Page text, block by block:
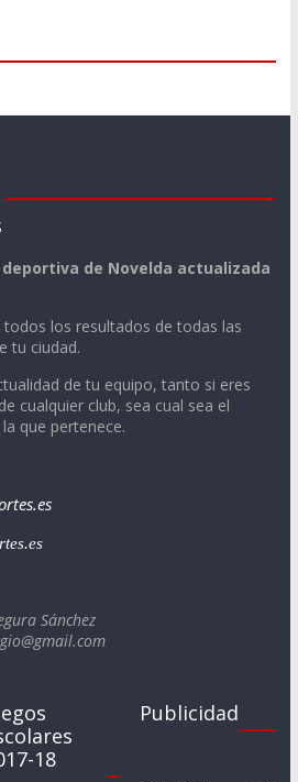
de Novelda actualizada
los resultados de todas las
tu ciudad.
de tu equipo, tanto si eres
cualquier club, sea cual sea el
que pertenece.
Sánchez
18
Publicidad